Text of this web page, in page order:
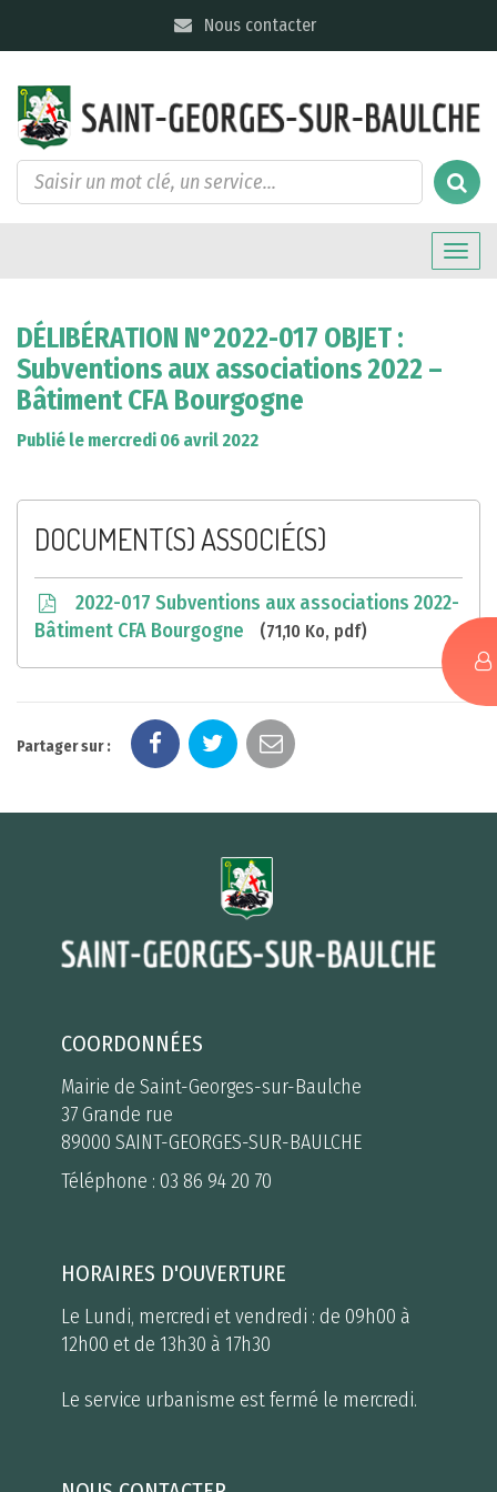
Nous contacter
Toggle
DÉLIBÉRATION N°2022-017 OBJET :
Subventions aux associations 2022 –
Bâtiment CFA Bourgogne
Publié le mercredi 06 avril 2022
DOCUMENT(S) ASSOCIÉ(S)
2022-017 Subventions aux associations 2022-
Bâtiment CFA Bourgogne
71,10 Ko, pdf
Partager sur :
COORDONNÉES
Mairie de Saint-Georges-sur-Baulche
37 Grande rue
89000 SAINT-GEORGES-SUR-BAULCHE
Téléphone : 03 86 94 20 70
HORAIRES D'OUVERTURE
Le Lundi, mercredi et vendredi : de 09h00 à
12h00 et de 13h30 à 17h30
Le service urbanisme est fermé le mercredi.